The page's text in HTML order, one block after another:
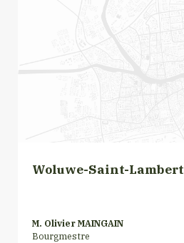
Woluwe-Saint-Lambert
M. Olivier MAINGAIN
Bourgmestre